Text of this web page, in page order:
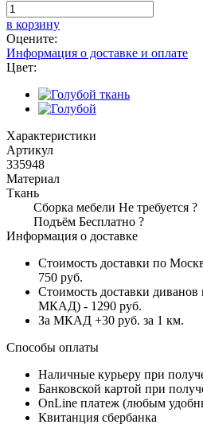
в корзину
Оцените:
Информация о доставке и оплате
Цвет:
Характеристики
Артикул
335948
Материал
Ткань
Сборка мебели Не требуется ?
Подъём Бесплатно ?
Информация о доставке
Стоимость доставки по
750 руб.
Стоимость доставки диванов
МКАД) - 1290 руб.
За МКАД +30 руб. за 1 км.
Способы оплаты
Наличные курьеру при
Банковской картой при
OnLine платеж (любым
Квитанция сбербанка